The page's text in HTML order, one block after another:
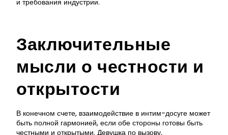
и требования индустрии.
Заключительные
мысли о честности и
открытости
В конечном счете, взаимодействие в интим-досуге может
быть полной гармонией, если обе стороны готовы быть
честными и открытыми. Девушка по вызову,